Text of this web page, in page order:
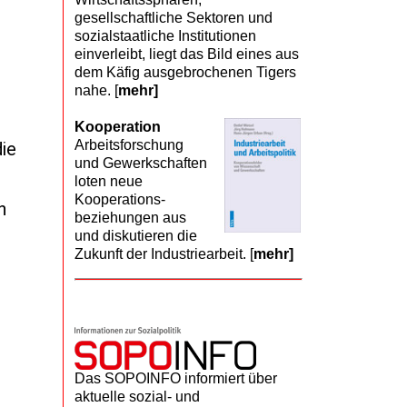
gesellschaftliche Sektoren und
sozialstaatliche Institutionen
einverleibt, liegt das Bild eines aus
dem Käfig ausgebrochenen Tigers
nahe. [mehr]
Kooperation
Arbeits­forschung
und Gewerk­schaften
loten neue
Kooperations­
beziehungen aus
und diskutieren die
Zukunft der Industriearbeit. [mehr]
Das SOPOINFO informiert über
aktuelle sozial- und